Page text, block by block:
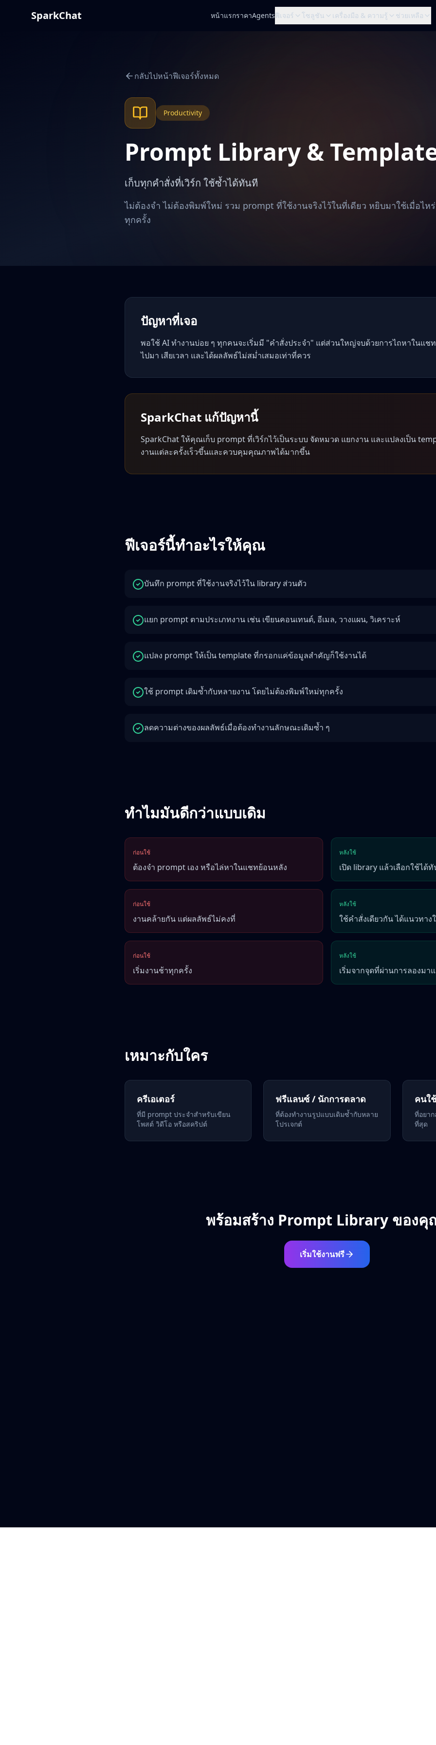
SparkChat หน้าแรกราคาAgentsฟีเจอร์ โซลูชัน เครื่องมือ & ความรู้ ช่วยเหลือ
กลับไปหน้าฟีเจอร์ทั้งหมด
Productivity
Prompt Library &
เก็บทุกคำสั่งที่เวิร์ก ใช้ซ้ำได้ทันที
ไม่ต้องจำ ไม่ต้องพิมพ์ใหม่ รวม prompt ที่ใช้งานจริงไว้ในที่เดียว หยิบมาใช้เมื่อไห
ทุกครั้ง
ปัญหาที่เจอ
พอใช้ AI ทำงานบ่อย ๆ ทุกคนจะเริ่มมี "คำสั่งประจำ" แต่ส่วนใหญ่จบด้วยการไถหาในแช
ไปมา เสียเวลา และได้ผลลัพธ์ไม่สม่ำเสมอเท่าที่ควร
SparkChat แก้ปัญหานี้
SparkChat ให้คุณเก็บ prompt ที่เวิร์กไว้เป็นระบบ จัดหมวด แยกงาน และแปลงเป็น
งานแต่ละครั้งเร็วขึ้นและควบคุมคุณภาพได้มากขึ้น
ฟีเจอร์นี้ทำอะไรให้คุณ
บันทึก prompt ที่ใช้งานจริงไว้ใน library ส่วนตัว
แยก prompt ตามประเภทงาน เช่น เขียนคอนเทนต์, อีเมล, วางแผน, วิเคราะห์
แปลง prompt ให้เป็น template ที่กรอกแค่ข้อมูลสำคัญก็ใช้งานได้
ใช้ prompt เดิมซ้ำกับหลายงาน โดยไม่ต้องพิมพ์ใหม่ทุกครั้ง
ลดความต่างของผลลัพธ์เมื่อต้องทำงานลักษณะเดิมซ้ำ ๆ
ทำไมมันดีกว่าแบบเดิม
ก่อนใช้
ต้องจำ prompt เอง หรือไล่หาในแชทย้อนหลัง
หลังใช้
เปิด library แล้วเลือกใช้ได้
ก่อนใช้
งานคล้ายกัน แต่ผลลัพธ์ไม่คงที่
หลังใช้
ใช้คำสั่งเดียวกัน ได้แนวทาง
ก่อนใช้
เริ่มงานช้าทุกครั้ง
หลังใช้
เริ่มจากจุดที่ผ่านการลองมา
เหมาะกับใคร
ครีเอเตอร์
ที่มี prompt ประจำสำหรับเขียน
โพสต์ วิดีโอ หรือสคริปต์
ฟรีแลนซ์ / นักการตลาด
ที่ต้องทำงานรูปแบบเดิมซ้ำกับหลาย
โปรเจกต์
คนใ
ที่อยา
ที่สุด
พร้อมสร้าง Prompt Library ของคุ
เริ่มใช้งานฟรี